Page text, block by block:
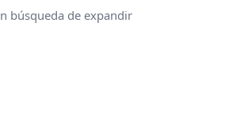
búsqueda de expandir